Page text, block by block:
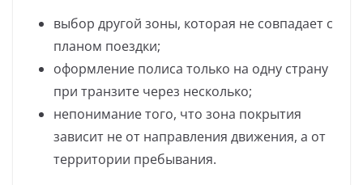
выбор другой зоны, которая не совпадает с
планом поездки;
оформление полиса только на одну страну
при транзите через несколько;
непонимание того, что зона покрытия
зависит не от направления движения, а от
территории пребывания.